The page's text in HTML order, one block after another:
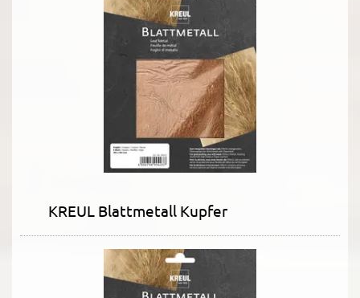
KREUL Blattmetall Kupfer